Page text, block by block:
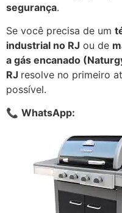
segurança.
Se você precisa de um
industrial no RJ ou de
a gás encanado
RJ resolve no primeiro
possível.
📞 WhatsApp: